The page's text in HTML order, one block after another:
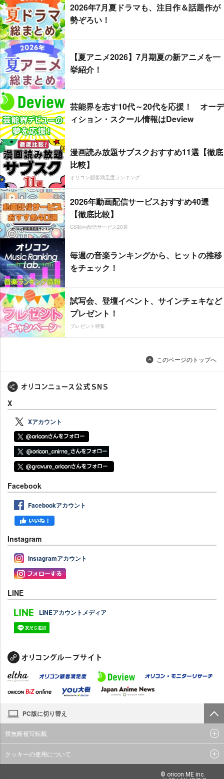
2026年7月夏ドラマも、注目作＆話題作が
勢ぞろい！
【夏アニメ2026】7月期夏の新アニメを一
挙紹介！
芸能界を志す10代～20代を応援！ オーデ
ィション・スクール情報はDeview
漫画読み放題サブスクおすすめ11選【徹底
比較】
オリコン顧客満足度ランキング
2026年動画配信サービスおすすめ40選
【徹底比較】
CS動画配信サービス20選
毎週の音楽ランキングから、ヒットの推移
をチェック！
試写会、登壇イベント、サインチェキなど
プレゼント！
プレゼント特集
このページのトップへ
X
Xアカウント
Facebook
Facebookアカウント
Instagram
Instagramアカウント
LINE
LINEアカウントメディア
PC版に切り替え
禁無断複写転載
クッキーの使用について
© oricon ME inc.